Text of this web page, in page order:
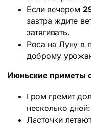
Если вечером
завтра ждите
затягивать.
Роса на Луну в
доброму
Июньские приметы
Гром гремит
несколько
Ласточки